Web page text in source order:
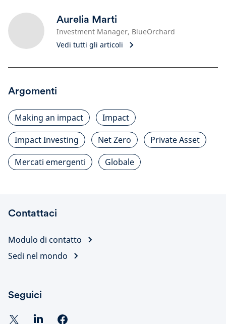
Aurelia Marti
Investment Manager, BlueOrchard
Vedi tutti gli articoli
Argomenti
Making an impact
Impact
Impact Investing
Net Zero
Private Asset
Mercati emergenti
Globale
Contattaci
Modulo di contatto
Sedi nel mondo
Seguici